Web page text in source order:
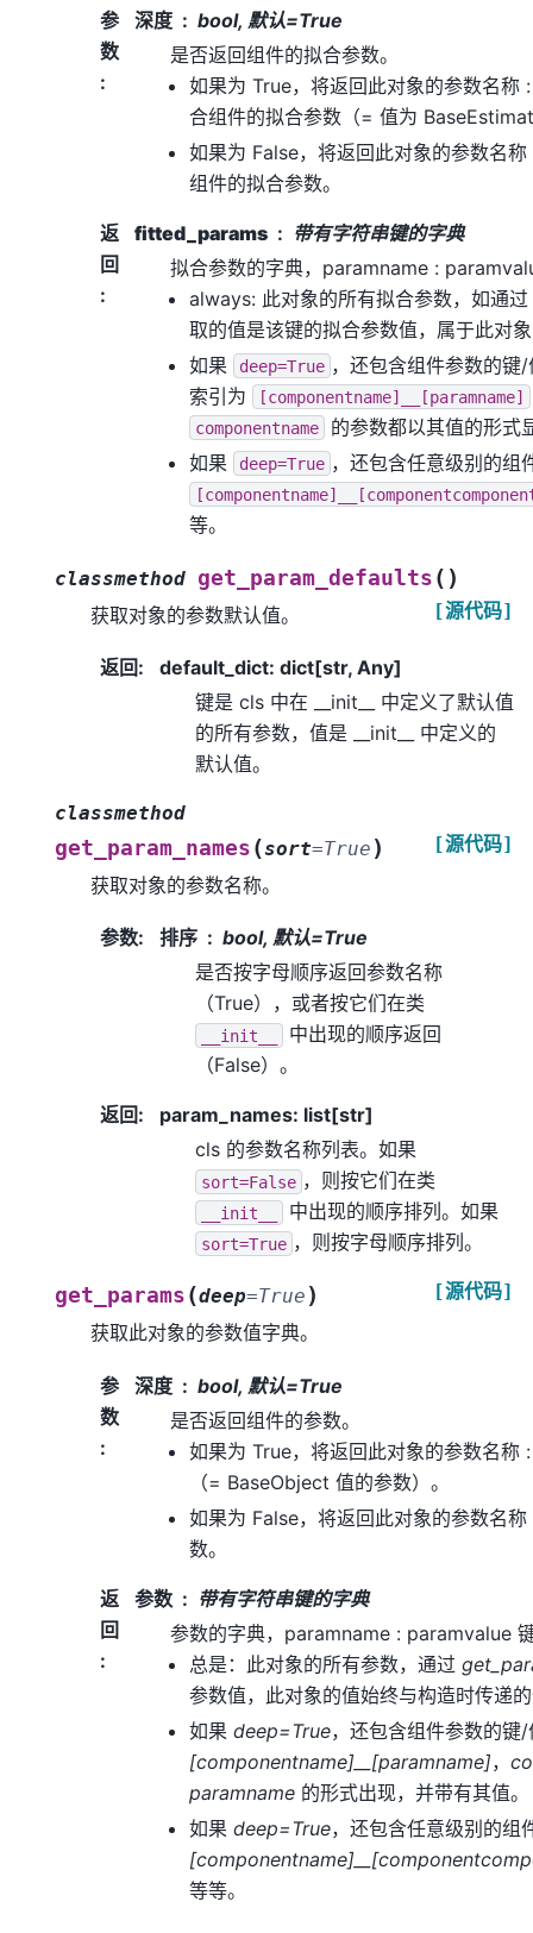
参
数
:
深度
bool, 默认=True
是否返回组件的拟合参数。
如果为 True，将返回此对象的参数名称
合组件的拟合参数（= 值为
如果为 False，将返回此对象的参数名
组件的拟合参数。
返
回
:
fitted_params
带有字符串键的字典
拟合参数的字典，paramname :
always: 此对象的所有拟合参数，如通过
取的值是该键的拟合参数值，属于此对象
如果
deep=True ，还包含组件参数的键
索引为
[componentname]__[paramname]
componentname
的参数都以其值的形式
如果
deep=True ，还包含任意级别的组
等。
classmethod get_param_defaults ( )
[源代码]
获取对象的参数默认值。
返回:
default_dict: dict[str, Any]
键是 cls 中在 __init__ 中定义了默认值
的所有参数，值是 __init__ 中定义的
默认值。
classmethod
get_param_names (sort=True ) [源代码]
获取对象的参数名称。
参数: 排序
bool, 默认=True
是否按字母顺序返回参数名称
（True），或者按它们在类
__init__
中出现的顺序返回
（False）。
返回:
param_names: list[str]
cls 的参数名称列表。如果
sort=False ，则按它们在类
__init__ 中出现的顺序排列。如果
sort=True ，则按字母顺序排列。
get_params (deep=True ) [源代码]
获取此对象的参数值字典。
参
数
:
深度
bool, 默认=True
是否返回组件的参数。
如果为 True，将返回此对象的参数名称
（= BaseObject 值的参数）。
如果为 False，将返回此对象的参数名
数。
返
回
:
参数
带有字符串键的字典
参数的字典，paramname : paramvalue
总是：此对象的所有参数，通过
参数值，此对象的值始终与构造时传递
如果 deep=True，还包含组件参数的键
[componentname]__[paramname]，
paramname 的形式出现，并带有其值。
如果 deep=True，还包含任意级别的组
等等。